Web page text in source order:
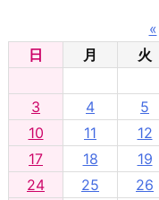
«
日 月 火
3
4 5
10
11 12
17
18 19
24
25 26